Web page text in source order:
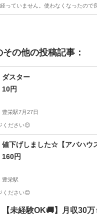
っていません。使わなくなったので
その他の投稿記事：
ダスター
10円
豊栄駅7月27日
ください😊
豊栄駅 掃除用具
値下げしました☆【アバハウ
160円
豊栄駅
ください😊
豊栄駅 セーター
【未経験OK🚚】月収30